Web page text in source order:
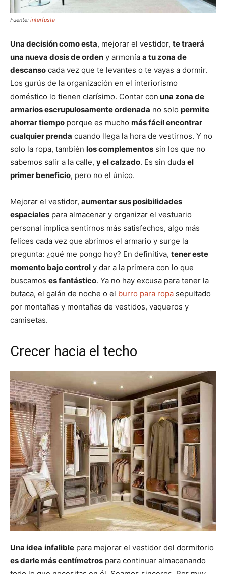
Fuente: interfusta
Una decisión como esta, mejorar el vestidor, te traerá
una nueva dosis de orden y armonía a tu zona de
descanso cada vez que te levantes o te vayas a dormir.
Los gurús de la organización en el interiorismo
doméstico lo tienen clarísimo. Contar con una zona de
armarios escrupulosamente ordenada no solo permite
ahorrar tiempo porque es mucho más fácil encontrar
cualquier prenda cuando llega la hora de vestirnos. Y no
solo la ropa, también los complementos sin los que no
sabemos salir a la calle, y el calzado. Es sin duda el
primer beneficio, pero no el único.
Mejorar el vestidor, aumentar sus posibilidades
espaciales para almacenar y organizar el vestuario
personal implica sentirnos más satisfechos, algo más
felices cada vez que abrimos el armario y surge la
pregunta: ¿qué me pongo hoy? En definitiva, tener este
momento bajo control y dar a la primera con lo que
buscamos es fantástico. Ya no hay excusa para tener la
butaca, el galán de noche o el burro para ropa sepultado
por montañas y montañas de vestidos, vaqueros y
camisetas.
Crecer hacia el techo
Una idea infalible para mejorar el vestidor del dormitorio
es darle más centímetros para continuar almacenando